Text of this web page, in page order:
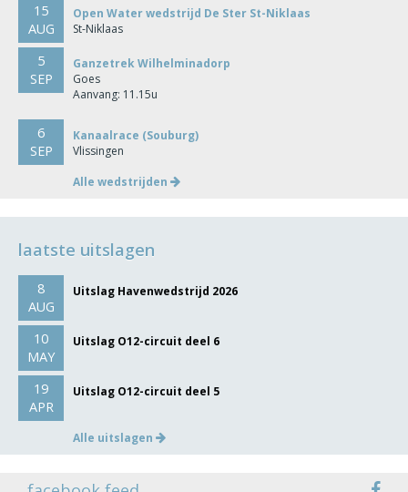
15
AUG
Open Water wedstrijd De Ster St-Niklaas
St-Niklaas
5
SEP
Ganzetrek Wilhelminadorp
Goes
Aanvang: 11.15u
6
SEP
Kanaalrace (Souburg)
Vlissingen
Alle wedstrijden
laatste uitslagen
8
AUG
Uitslag Havenwedstrijd 2026
10
MAY
Uitslag O12-circuit deel 6
19
APR
Uitslag O12-circuit deel 5
Alle uitslagen